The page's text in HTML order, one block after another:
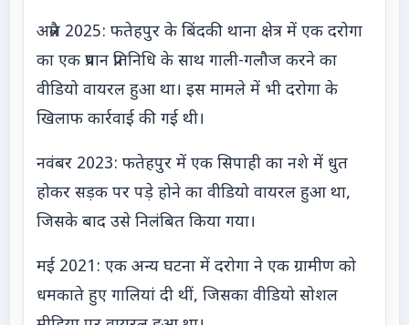
अप्रैल 2025: फतेहपुर के बिंदकी थाना क्षेत्र में एक दरोगा
का एक प्रधान प्रतिनिधि के साथ गाली-गलौज करने का
वीडियो वायरल हुआ था। इस मामले में भी दरोगा के
खिलाफ कार्रवाई की गई थी।
नवंबर 2023: फतेहपुर में एक सिपाही का नशे में धुत
होकर सड़क पर पड़े होने का वीडियो वायरल हुआ था,
जिसके बाद उसे निलंबित किया गया।
मई 2021: एक अन्य घटना में दरोगा ने एक ग्रामीण को
धमकाते हुए गालियां दी थीं, जिसका वीडियो सोशल